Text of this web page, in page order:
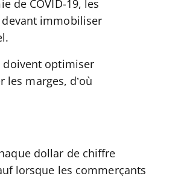
de COVID-19, les
immobiliser
doivent optimiser
les marges, d’où
dollar de chiffre
lorsque les commerçants